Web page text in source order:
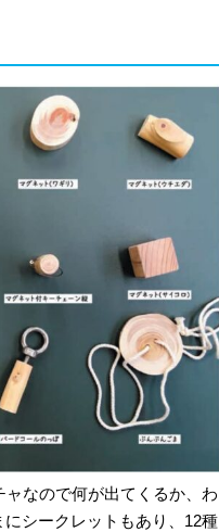
ャなので何が出てくるか、わ
シークレットもあり、12種